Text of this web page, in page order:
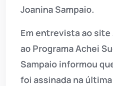
Joanina Sampaio.
Em entrevista ao
ao Programa Achei
Sampaio informou
foi assinada na